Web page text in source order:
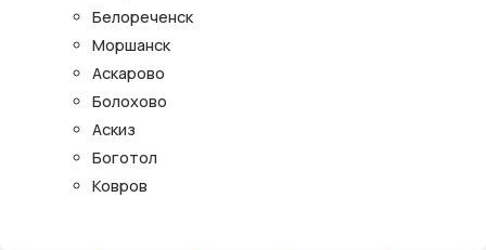
Белореченск
Моршанск
Аскарово
Болохово
Аскиз
Боготол
Ковров